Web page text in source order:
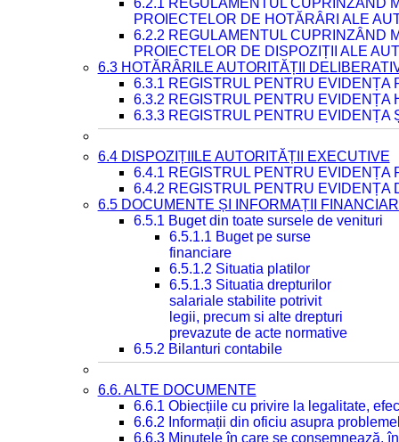
6.2.1 REGULAMENTUL CUPRINZÂND
PROIECTELOR DE HOTĂRÂRI ALE
6.2.2 REGULAMENTUL CUPRINZÂND
PROIECTELOR DE DISPOZIȚII ALE
6.3 HOTĂRÂRILE AUTORITĂȚII
6.3.1 REGISTRUL PENTRU EVIDENȚA
6.3.2 REGISTRUL PENTRU EVIDENȚA
6.3.3 REGISTRUL PENTRU EVIDENȚA
6.4 DISPOZIȚIILE AUTORITĂȚII EXECUTIVE
6.4.1 REGISTRUL PENTRU EVIDENȚA
6.4.2 REGISTRUL PENTRU EVIDENȚA
6.5 DOCUMENTE ȘI INFORMAȚII
6.5.1 Buget din toate sursele de venituri
6.5.1.1 Buget pe surse
financiare
6.5.1.2 Situatia platilor
6.5.1.3 Situatia drepturilor
salariale stabilite potrivit
legii, precum si alte drepturi
prevazute de acte normative
6.5.2 Bilanturi contabile
6.6. ALTE DOCUMENTE
6.6.1 Obiecțiile cu privire la legalitate,
6.6.2 Informații din oficiu asupra
6.6.3 Minutele în care se consemnează,